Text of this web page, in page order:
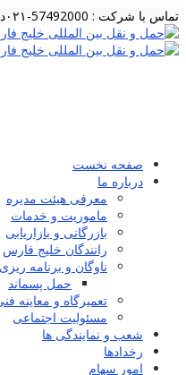
تماس با شرکت : 57492000-۰۲۱
صفحه نخست
درباره ما
معرفی هیئت مدیره
ماموریت و خدمات
بازرگانی و بازاریابی
رانندگان خلیج فارس
ناوگان و برنامه
حمل پسماند
تعمیرگاه و معاینه
مسئولیت اجتماعی
شعب و نمایندگی ها
رخدادها
امور سهام